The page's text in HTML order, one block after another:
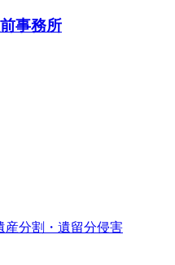
産分割・遺留分侵害